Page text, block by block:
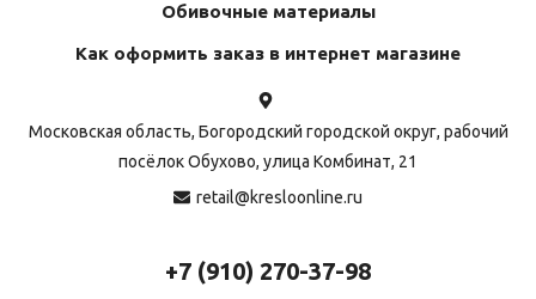
Обивочные материалы
Как оформить заказ в интернет магазине
Московская область, Богородский городской округ, рабочий
посёлок Обухово, улица Комбинат, 21
retail@kresloonline.ru
+7 (910) 270-37-98